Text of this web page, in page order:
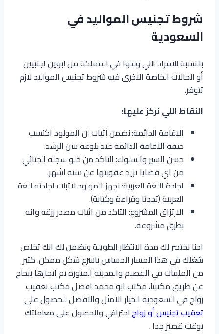
شروط تجنيس المواليد في
السعودية
بالنسبة للافراد اللي ولدوا في المملكة من ابوين اجنبيين
أو الحالات الخاصة الاخرى فيه شروط تجنيس المواليد لازم
تتوفر.
النقاط اللي نركز عليها:
الاقامة الدائمة: نضمن اثبات ان المولود اكتسب
صفة الاقامة الدائمة عند بلوغه سن الرشد.
حسن السير والسلوك: التاكد من خلو سجله الجنائي
من اي قضايا تزيد عقوبتها عن ستة اشهر.
اجادة اللغة العربية: نجهز المولود لاثبات اجادته للغة
العربية (تحدثا وقراءة وكتابة).
الارتزاق المشروع: التاكد من اثبات مصدر رزقه وانه
بطرق مشروعة.
احنا نختصر لك مدة الانتظار الطويلة ونضمن لك انك تخلص
شغلك في هذا المسار الحساس باسرع شكل ممكن. كثير
من الملفات في القصيم والمدينة المنورة تم انجازها بنجاح
عن طريق مكتبنا. مكتب ابو محمد افضل مكتب تعقيب
زواج في السعودية الخيار الامثل والافضل للحصول على
تعقيب تجنيس أو زواجاحترافي والحصول على معاملتك
بوقت قصير جدا .